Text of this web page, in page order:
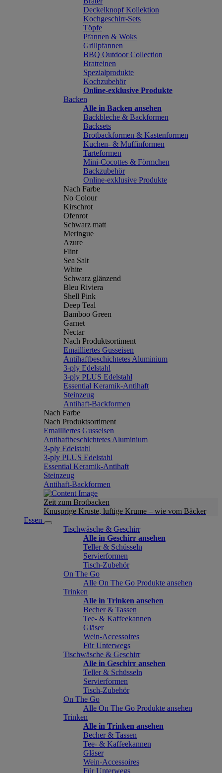
Deckelknopf Kollektion
Kochgeschirr-Sets
Töpfe
Pfannen & Woks
Grillpfannen
BBQ Outdoor Collection
Bratreinen
Spezialprodukte
Kochzubehör
Online-exklusive Produkte
Backen
Alle in Backen ansehen
Backbleche & Backformen
Backsets
Brotbackformen & Kastenformen
Kuchen- & Muffinformen
Tarteformen
Mini-Cocottes & Förmchen
Backzubehör
Online-exklusive Produkte
Nach Farbe
No Colour
Kirschrot
Ofenrot
Schwarz matt
Meringue
Azure
Flint
Sea Salt
White
Schwarz glänzend
Bleu Riviera
Shell Pink
Deep Teal
Bamboo Green
Garnet
Nectar
Nach Produktsortiment
Emailliertes Gusseisen
Antihaftbeschichtetes Aluminium
3-ply Edelstahl
3-ply PLUS Edelstahl
Essential Keramik-Antihaft
Steinzeug
Antihaft-Backformen
Nach Farbe
Nach Produktsortiment
Emailliertes Gusseisen
Antihaftbeschichtetes Aluminium
3-ply Edelstahl
3-ply PLUS Edelstahl
Essential Keramik-Antihaft
Steinzeug
Antihaft-Backformen
Zeit zum Brotbacken
Knusprige Kruste, luftige Krume – wie vom Bäcker
Essen
Tischwäsche & Geschirr
Alle in Geschirr ansehen
Teller & Schüsseln
Servierformen
Tisch-Zubehör
On The Go
Alle On The Go Produkte ansehen
Trinken
Alle in Trinken ansehen
Becher & Tassen
Tee- & Kaffeekannen
Gläser
Wein-Accessoires
Für Unterwegs
Tischwäsche & Geschirr
Alle in Geschirr ansehen
Teller & Schüsseln
Servierformen
Tisch-Zubehör
On The Go
Alle On The Go Produkte ansehen
Trinken
Alle in Trinken ansehen
Becher & Tassen
Tee- & Kaffeekannen
Gläser
Wein-Accessoires
Für Unterwegs